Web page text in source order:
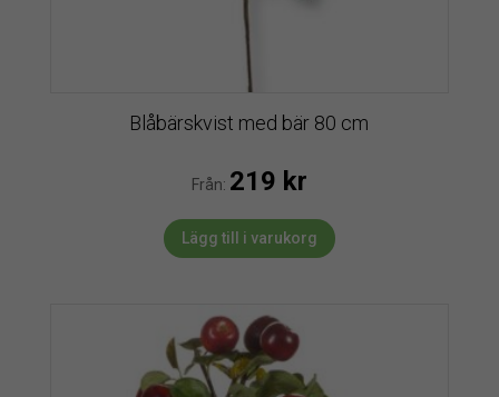
Blåbärskvist med bär 80 cm
Från: 219 kr
Lägg till i varukorg